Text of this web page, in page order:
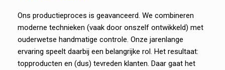
Ons productieproces is geavanceerd. We combineren
moderne technieken (vaak door onszelf ontwikkeld) met
ouderwetse handmatige controle. Onze jarenlange
ervaring speelt daarbij een belangrijke rol. Het resultaat:
topproducten en (dus) tevreden klanten. Daar gaat het